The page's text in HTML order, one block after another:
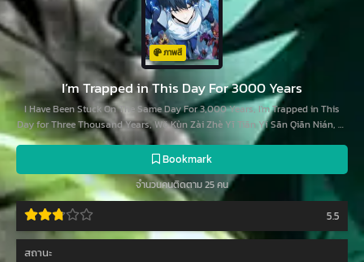
ภาพสี
I’m Trapped in This Day For 3000 Years
I Have Been Stuck On The Same Day For 3,000 Years, I'm Trapped in This
Day for Three Thousand Years, Wǒ Kùn Zài Zhè Yī Tiān Yǐ Sān Qiān Nián, 我
困在这一天已三千年
Bookmark
จำนวนคนติดตาม 25 คน
5.5
สถานะ